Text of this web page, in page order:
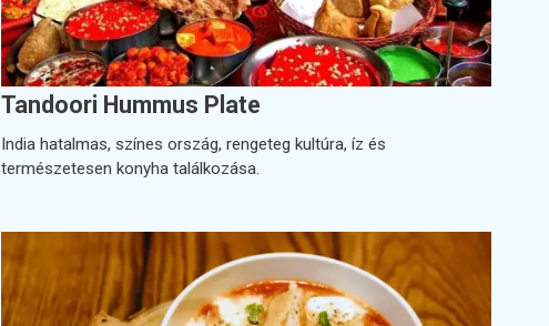
Tandoori Hummus Plate
India hatalmas, színes ország, rengeteg kultúra, íz és
természetesen konyha találkozása.